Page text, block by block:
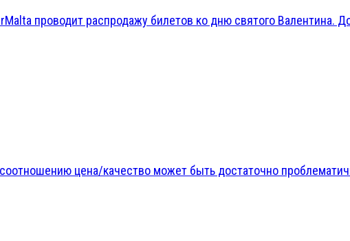
проводит распродажу билетов ко дню святого Валентина.
цена/качество может быть достаточно